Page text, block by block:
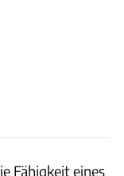
Fähigkeit eines